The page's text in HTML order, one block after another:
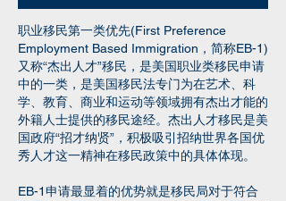
职业移民第一类优先(First Preference
Employment Based Immigration，简称EB-1)
又称“杰出人才”移民，是美国职业类移民申请
中的一类，是美国移民法专门为在艺术、科
学、教育、商业和运动等领域拥有杰出才能的
外籍人士提供的移民途经。杰出人才移民是美
国政府“招才纳贤”，积极吸引招纳世界各国优
秀人才这一精神在移民政策中的具体体现。
EB-1申请最显着的优势就是移民局对于符合